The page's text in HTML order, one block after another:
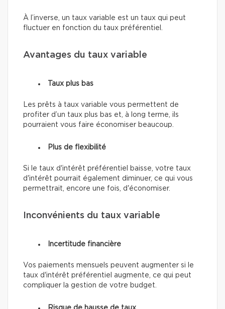
À l’inverse, un taux variable est un taux qui peut
fluctuer en fonction du taux préférentiel.
Avantages du taux variable
Taux plus bas
Les prêts à taux variable vous permettent de
profiter d’un taux plus bas et, à long terme, ils
pourraient vous faire économiser beaucoup.
Plus de flexibilité
Si le taux d'intérêt préférentiel baisse, votre taux
d'intérêt pourrait également diminuer, ce qui vous
permettrait, encore une fois, d'économiser.
Inconvénients du taux variable
Incertitude financière
Vos paiements mensuels peuvent augmenter si le
taux d'intérêt préférentiel augmente, ce qui peut
compliquer la gestion de votre budget.